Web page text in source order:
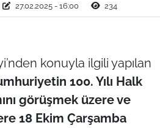
27.02.2025 - 16:00 234
konuyla ilgili yapılan
100. Yılı Halk
görüşmek üzere ve
18 Ekim Çarşamba